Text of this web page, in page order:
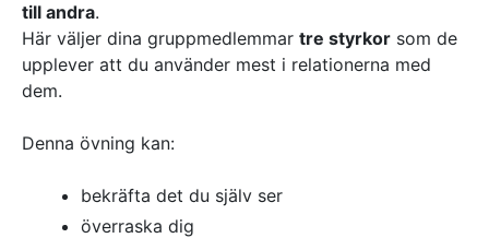
till andra.
Här väljer dina gruppmedlemmar tre styrkor som de
upplever att du använder mest i relationerna med
dem.
Denna övning kan:
bekräfta det du själv ser
överraska dig